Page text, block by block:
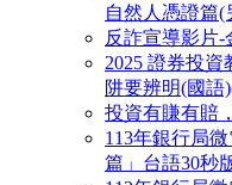
自然人憑證篇(
反詐宣導影片
2025 證券投
阱要辨明(國語
投資有賺有賠
113年銀行局
篇」台語30秒